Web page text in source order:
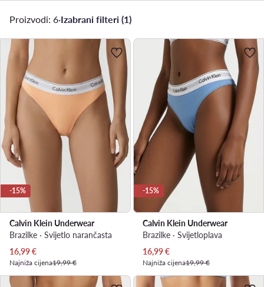
Proizvodi: 6·Izabrani filteri (1)
-15%
Calvin Klein Underwear
Brazilke · Svijetlo narančasta
Trenutna cijena
16,99€
Najniža cijena19,99 €
-15%
Calvin Klein Underwear
Brazilke · Svijetloplava
Trenutna cijena
16,99€
Najniža cijena19,99 €